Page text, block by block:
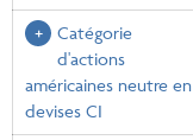
Catégorie
d'actions
américaines neutre en
devises CI